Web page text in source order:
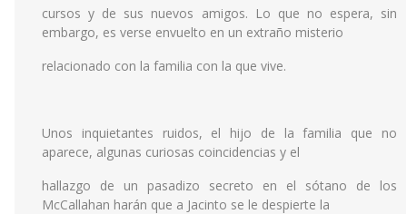
cursos y de sus nuevos amigos. Lo que no espera, sin
embargo, es verse envuelto en un extraño misterio
relacionado con la familia con la que vive.
Unos inquietantes ruidos, el hijo de la familia que no
aparece, algunas curiosas coincidencias y el
hallazgo de un pasadizo secreto en el sótano de los
McCallahan harán que a Jacinto se le despierte la